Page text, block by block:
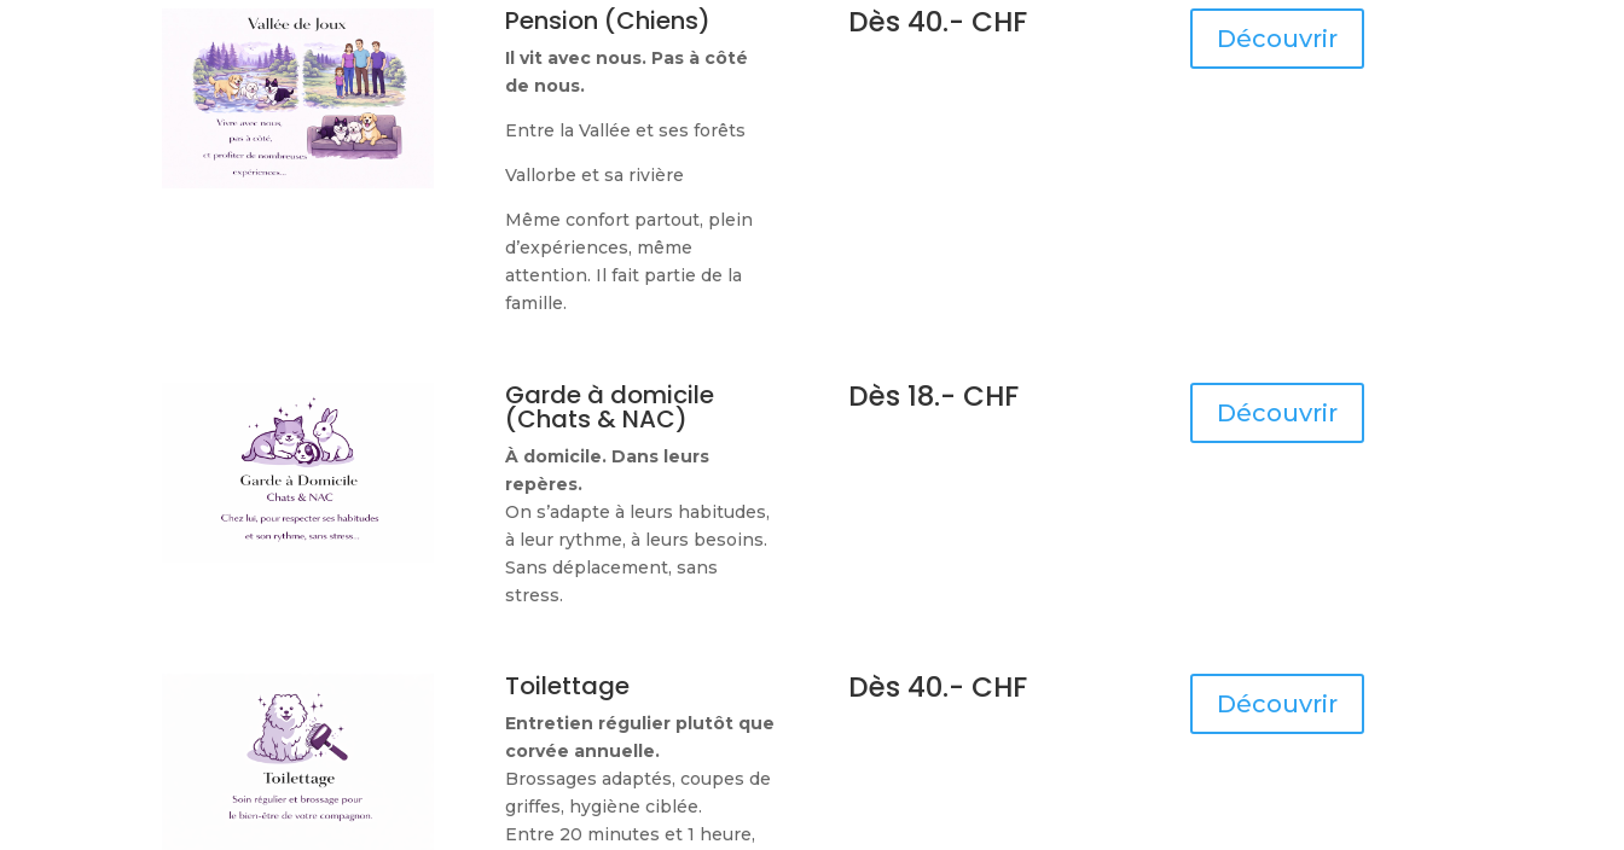
Pension (Chiens)
Il vit avec nous. Pas à côté
de nous.
Entre la Vallée et ses forêts
Vallorbe et sa rivière
Même confort partout, plein
d’expériences, même
attention. Il fait partie de la
famille.
Dès 40.- CHF Découvrir
Garde à domicile
(Chats & NAC)
À domicile. Dans leurs
repères.
On s’adapte à leurs habitudes,
à leur rythme, à leurs besoins.
Sans déplacement, sans
stress.
Dès 18.- CHF Découvrir
Toilettage
Entretien régulier plutôt que
corvée annuelle.
Brossages adaptés, coupes de
griffes, hygiène ciblée.
Entre 20 minutes et 1 heure,
Dès 40.- CHF Découvrir